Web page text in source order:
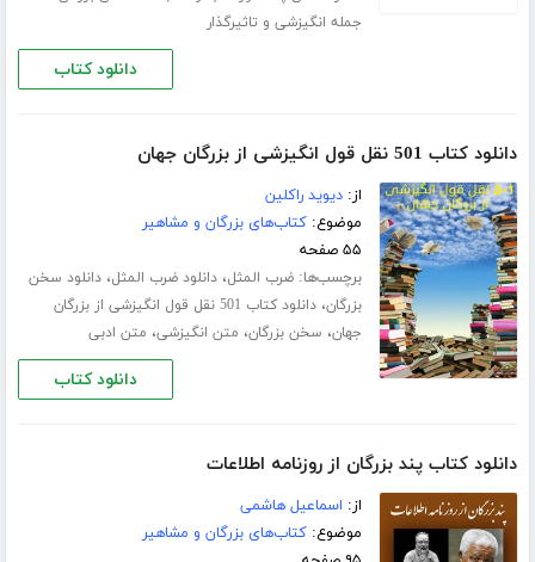
جمله انگیزشی و تاثیرگذار
دانلود کتاب
دانلود کتاب 501 نقل قول انگیزشی از بزرگان جهان
از:دیوید راکلین
موضوع:کتاب‌های بزرگان و مشاهیر
۵۵ صفحه
برچسب‌ها:ضرب المثل،دانلود ضرب المثل،دانلود سخن
بزرگان،
دانلود کتاب 501 نقل قول انگیزشی از بزرگان
جهان، سخن بزرگان، متن انگیزشی، متن ادبی
دانلود کتاب
دانلود کتاب پند بزرگان از روزنامه اطلاعات
از: اسماعیل هاشمی
موضوع:کتاب‌های بزرگان و مشاهیر